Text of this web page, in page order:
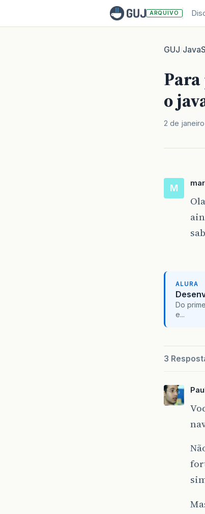
ARQUIVO
GUJ/
o
2 de
M
ALURA
Do
e...
3